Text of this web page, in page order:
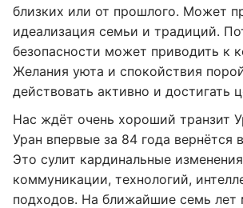
близких или от прошлого. Может
идеализация семьи и традиций.
безопасности может приводить к
Желания уюта и спокойствия
действовать активно и достигать
Нас ждёт очень хороший транзит
Уран впервые за 84 года вернётся
Это сулит кардинальные
коммуникации, технологий,
подходов. На ближайшие семь лет